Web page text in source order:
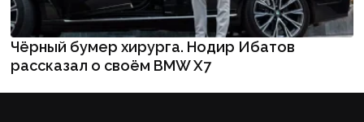
Чёрный бумер хирурга. Нодир Ибатов
рассказал о своём BMW X7